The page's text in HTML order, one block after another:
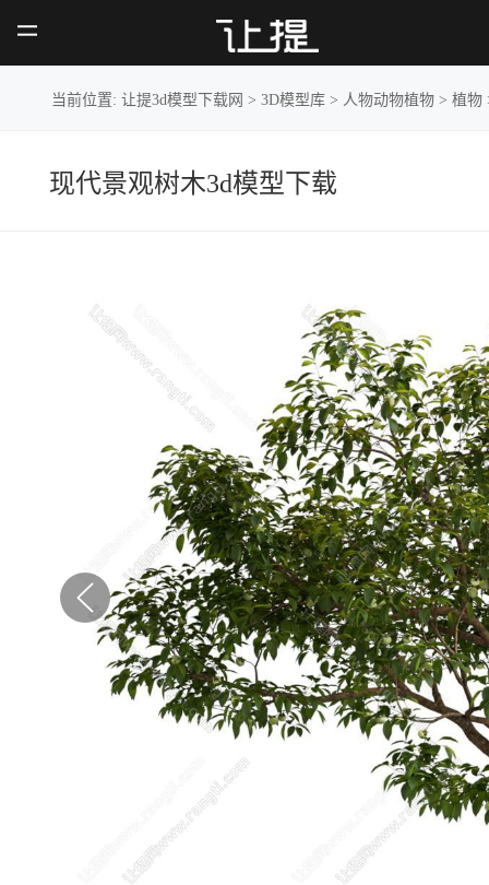
当前位置:让提3d模型下载网 >3D模型库 > 人物动物植物 >植物
现代景观树木3d模型下载